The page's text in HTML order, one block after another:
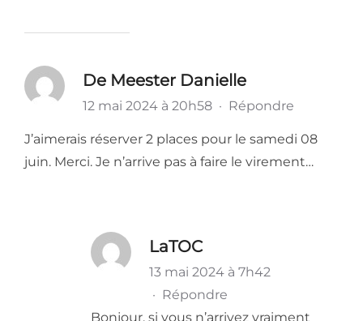
De Meester Danielle
12 mai 2024 à 20h58 · Répondre
J’aimerais réserver 2 places pour le samedi 08
juin. Merci. Je n’arrive pas à faire le virement…
LaTOC
13 mai 2024 à 7h42
· Répondre
Bonjour, si vous n’arrivez vraiment